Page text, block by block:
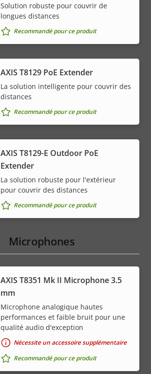
Solution robuste pour couvrir de
longues distances
Recommandé pour ce produit
AXIS T8129 PoE Extender
La solution intelligente pour couvrir des
distances
Recommandé pour ce produit
AXIS T8129-E Outdoor PoE
Extender
La solution robuste pour l'extérieur
pour couvrir des distances
Recommandé pour ce produit
Microphones
AXIS T8351 Mk II Microphone 3.5
mm
Microphone analogique hautes
performances et faible bruit pour une
qualité audio d'exception
Nécessite un accessoire supplémentaire
Recommandé pour ce produit